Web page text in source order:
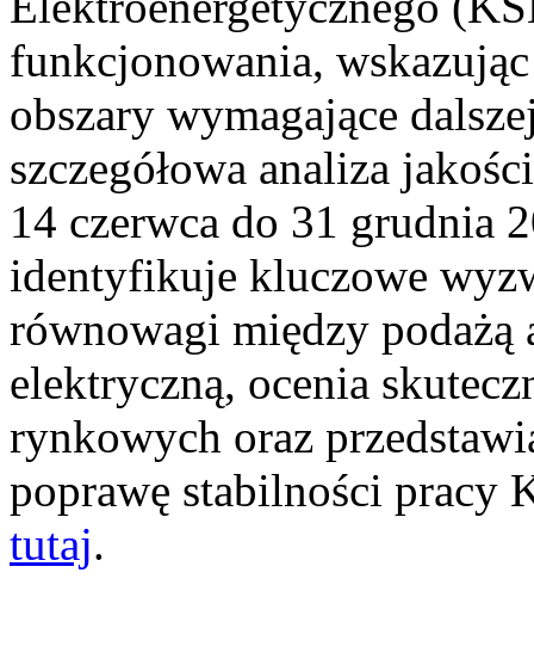
funkcjonowania,
obszary wymagające
szczegółowa analiza
14 czerwca do 31 grudnia
identyfikuje kluczowe
równowagi między podażą
elektryczną, ocenia
rynkowych oraz
poprawę stabilności pracy
tutaj.